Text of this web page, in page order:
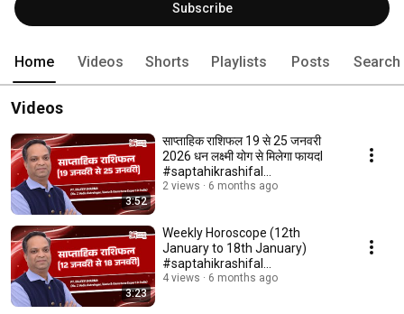
Subscribe
Home Videos Shorts Playlists Posts Search
Videos
3:52
साप्ताहिक राशिफल 19 से 25 जनवरी
2026 धन लक्ष्मी योग से मिलेगा फायदl
#saptahikrashifal
#rashifaltoday
2 views 6 months ago
3:23
Weekly Horoscope (12th
January to 18th January)
#saptahikrashifal
#rashifaltoday
4 views 6 months ago